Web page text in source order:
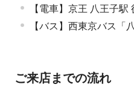
【電車】京王 八王子駅
【バス】西東京バス「
ご来店までの流れ